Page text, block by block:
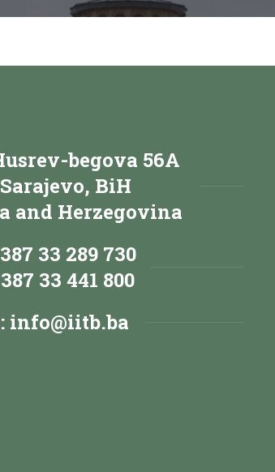
begova 56A
Sarajevo, BiH
and Herzegovina
33 289 730
33 441 800
info@iitb.ba